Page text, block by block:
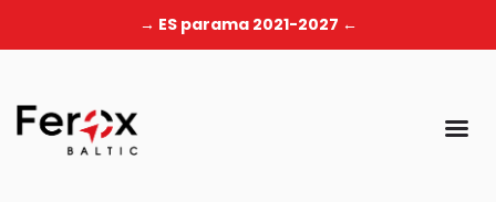
→ ES parama 2021-2027 ←